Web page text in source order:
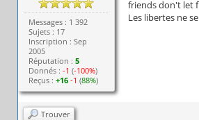
Messages : 1 392
Sujets : 17
Inscription : Sep
2005
Réputation :5
Donnés :-1 (-100%)
Reçus :+16 -1 (88%)
friends don't let
Les libertes ne
Trouver